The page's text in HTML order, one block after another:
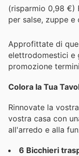
(risparmio 0,98 €)
per salse, zuppe
Approfittate di
elettrodomestici e
promozione
Colora la Tua
Rinnovate la
vostra casa con
all'arredo e alla
6 Bicchieri